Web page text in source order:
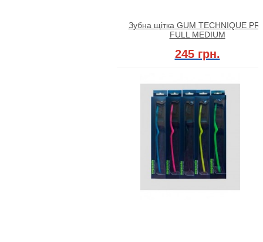
Зубна щітка GUM TECHNIQUE
FULL MEDIUM
245 грн.